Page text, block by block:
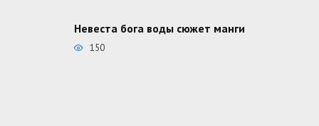
Невеста бога воды сюжет манги
150